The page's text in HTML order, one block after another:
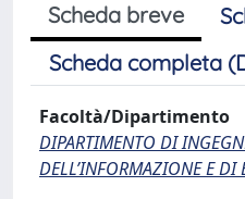
Scheda breve
Scheda completa
Facoltà/Dipartimento
DIPARTIMENTO DI
DELL’INFORMAZIONE E DI